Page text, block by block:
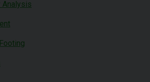
Analysis